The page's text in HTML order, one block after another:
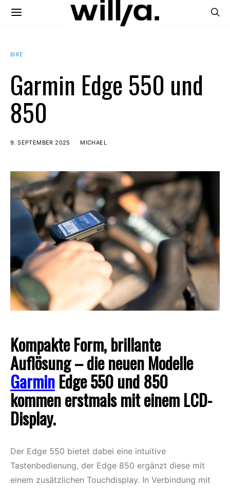
BIKE
Garmin Edge 550 und
850
9. SEPTEMBER 2025 MICHAEL
Kompakte Form, brillante
Auflösung – die neuen Modelle
GarminEdge 550 und 850
kommen erstmals mit einem LCD-
Display.
Der Edge 550 bietet dabei eine intuitive
Tastenbedienung, der Edge 850 ergänzt diese mit
einem zusätzlichen Touchdisplay. In Verbindung mit